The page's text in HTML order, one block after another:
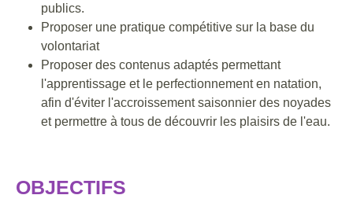
publics.
Proposer une pratique compétitive sur la base du
volontariat
Proposer des contenus adaptés permettant
l'apprentissage et le perfectionnement en natation,
afin d'éviter l'accroissement saisonnier des noyades
et permettre à tous de découvrir les plaisirs de l'eau.
OBJECTIFS